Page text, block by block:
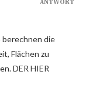
berechnen die
Flächen zu
DER HIER
ANTWORT